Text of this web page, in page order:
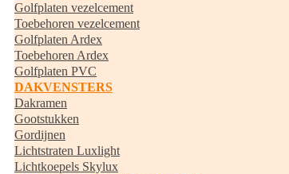
Golfplaten vezelcement
Toebehoren vezelcement
Golfplaten Ardex
Toebehoren Ardex
Golfplaten PVC
DAKVENSTERS
Dakramen
Gootstukken
Gordijnen
Lichtstraten Luxlight
Lichtkoepels Skylux